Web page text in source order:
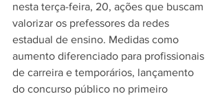
nesta terça-feira, 20, ações que buscam
valorizar os prefessores da redes
estadual de ensino. Medidas como
aumento diferenciado para profissionais
de carreira e temporários, lançamento
do concurso público no primeiro